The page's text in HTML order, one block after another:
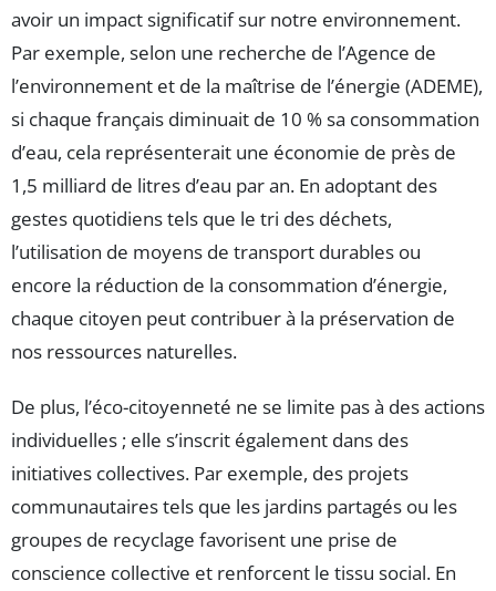
avoir un impact significatif sur notre environnement.
Par exemple, selon une recherche de l’Agence de
l’environnement et de la maîtrise de l’énergie (ADEME),
si chaque français diminuait de 10 % sa consommation
d’eau, cela représenterait une économie de près de
1,5 milliard de litres d’eau par an. En adoptant des
gestes quotidiens tels que le tri des déchets,
l’utilisation de moyens de transport durables ou
encore la réduction de la consommation d’énergie,
chaque citoyen peut contribuer à la préservation de
nos ressources naturelles.
De plus, l’éco-citoyenneté ne se limite pas à des actions
individuelles ; elle s’inscrit également dans des
initiatives collectives. Par exemple, des projets
communautaires tels que les jardins partagés ou les
groupes de recyclage favorisent une prise de
conscience collective et renforcent le tissu social. En